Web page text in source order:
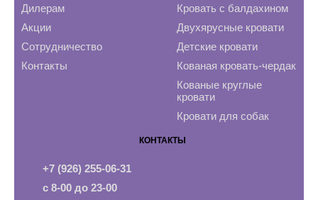
Дилерам
Акции
Сотрудничество
Контакты
Кровать с балдахином
Двухярусные кровати
Детские кровати
Кованая кровать-чердак
Кованые круглые
кровати
Кровати для собак
КОНТАКТЫ
+7 (926) 255-06-31
с 8-00 до 23-00